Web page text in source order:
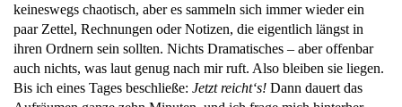
keineswegs chaotisch, aber es sammeln sich immer wieder ein
paar Zettel, Rechnungen oder Notizen, die eigentlich längst in
ihren Ordnern sein sollten. Nichts Dramatisches – aber offenbar
auch nichts, was laut genug nach mir ruft. Also bleiben sie liegen.
Bis ich eines Tages beschließe: Jetzt reicht‘s! Dann dauert das